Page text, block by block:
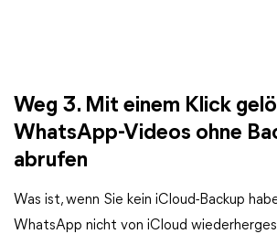
Weg 3. Mit einem Klick
WhatsApp-Videos ohne
abrufen
Was ist, wenn Sie kein iCloud-Backup
WhatsApp nicht von iCloud